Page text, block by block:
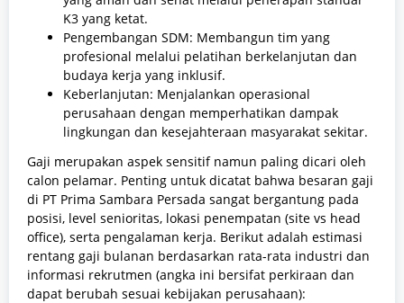
K3 yang ketat.
Pengembangan SDM: Membangun tim yang
profesional melalui pelatihan berkelanjutan dan
budaya kerja yang inklusif.
Keberlanjutan: Menjalankan operasional
perusahaan dengan memperhatikan dampak
lingkungan dan kesejahteraan masyarakat sekitar.
Gaji merupakan aspek sensitif namun paling dicari oleh
calon pelamar. Penting untuk dicatat bahwa besaran gaji
di PT Prima Sambara Persada sangat bergantung pada
posisi, level senioritas, lokasi penempatan (site vs head
office), serta pengalaman kerja. Berikut adalah estimasi
rentang gaji bulanan berdasarkan rata-rata industri dan
informasi rekrutmen (angka ini bersifat perkiraan dan
dapat berubah sesuai kebijakan perusahaan):